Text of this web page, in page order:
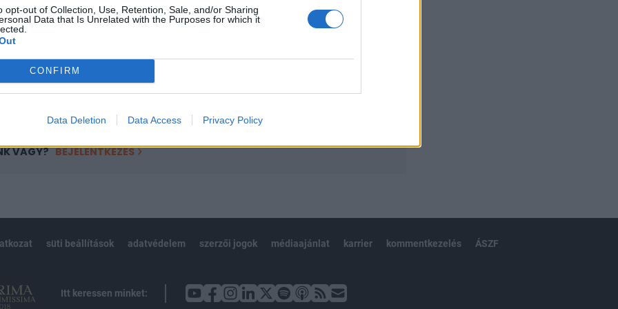
opt-out of Collection, Use, Retention, Sale, and/or Sharing
Data that Is Unrelated with the Purposes for which it
CONFIRM
Data Deletion Data Access Privacy Policy
tartalmazza:
cikkarchívum
elmúlt 2 év napon belüli
VAGY? BEJELENTKEZÉS
süti beállítások adatvédelem szerzői jogok médiaajánlat karrier kommentkezelés ÁSZF
Itt keressen minket: